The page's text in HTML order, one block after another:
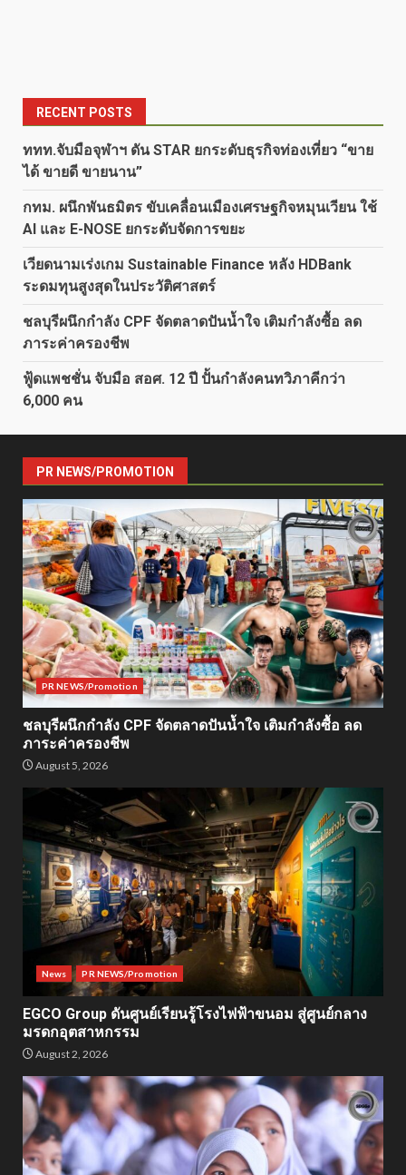
RECENT POSTS
ททท.จับมือจุฬาฯ ดัน STAR ยกระดับธุรกิจท่องเที่ยว “ขาย
ได้ ขายดี ขายนาน”
กทม. ผนึกพันธมิตร ขับเคลื่อนเมืองเศรษฐกิจหมุนเวียน ใช้
AI และ E-NOSE ยกระดับจัดการขยะ
เวียดนามเร่งเกม Sustainable Finance หลัง HDBank
ระดมทุนสูงสุดในประวัติศาสตร์
ชลบุรีผนึกกำลัง CPF จัดตลาดปันน้ำใจ เติมกำลังซื้อ ลด
ภาระค่าครองชีพ
ฟู้ดแพชชั่น จับมือ สอศ. 12 ปี ปั้นกำลังคนทวิภาคีกว่า
6,000 คน
PR NEWS/PROMOTION
PR NEWS/Promotion
ชลบุรีผนึกกำลัง CPF จัดตลาดปันน้ำใจ เติมกำลังซื้อ ลด
ภาระค่าครองชีพ
August 5, 2026
News PR NEWS/Promotion
EGCO Group ดันศูนย์เรียนรู้โรงไฟฟ้าขนอม สู่ศูนย์กลาง
มรดกอุตสาหกรรม
August 2, 2026